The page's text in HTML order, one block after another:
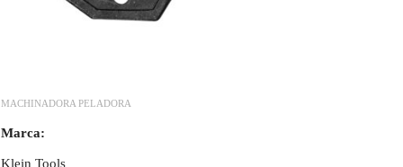
MACHINADORA PELADORA
Marca:
Klein Tools